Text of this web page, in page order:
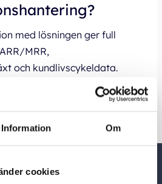
Information Om
cookies
med lösningen ger full
MRR,
och kundlivscykeldata.
av din